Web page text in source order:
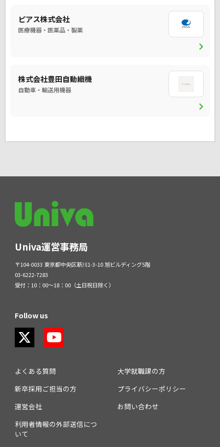
ピアス株式会社
医療機器・医薬品・製薬
chevron_right
株式会社豊田自動織機
自動車・輸送用機器
chevron_right
Univa運営事務局
〒104-0033 東京都中央区新川1-3-10 旭ビルディング5階
03-6222-7283
受付：10：00～18：00（土日祝日除く）
Follow us
よくある質問
大学就職課の方
新卒採用ご担当の方
プライバシーポリシー
運営会社
お問い合わせ
利用者情報の外部送信につ
いて